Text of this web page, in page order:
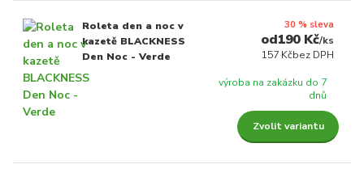
Roleta den a noc v
kazetě BLACKNESS
Den Noc - Verde
30 % sleva
190 Kč/ks
157 Kčbez DPH
výroba na zakázku do 7
dnů
Zvolit variantu